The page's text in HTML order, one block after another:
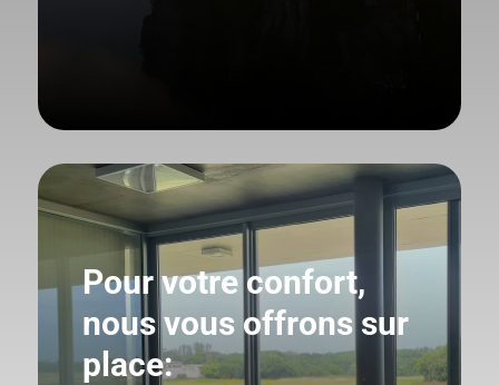
Pour votre confort,
nous vous offrons sur
place: